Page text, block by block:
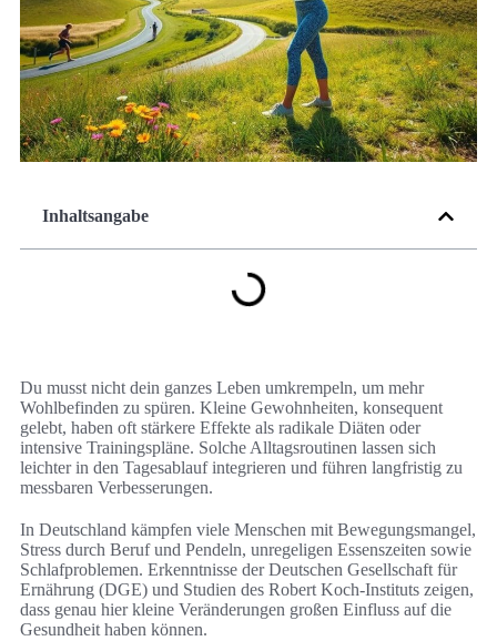
Inhaltsangabe
Du musst nicht dein ganzes Leben umkrempeln, um mehr
Wohlbefinden zu spüren. Kleine Gewohnheiten, konsequent
gelebt, haben oft stärkere Effekte als radikale Diäten oder
intensive Trainingspläne. Solche Alltagsroutinen lassen sich
leichter in den Tagesablauf integrieren und führen langfristig zu
messbaren Verbesserungen.
In Deutschland kämpfen viele Menschen mit Bewegungsmangel,
Stress durch Beruf und Pendeln, unregeligen Essenszeiten sowie
Schlafproblemen. Erkenntnisse der Deutschen Gesellschaft für
Ernährung (DGE) und Studien des Robert Koch‑Instituts zeigen,
dass genau hier kleine Veränderungen großen Einfluss auf die
Gesundheit haben können.